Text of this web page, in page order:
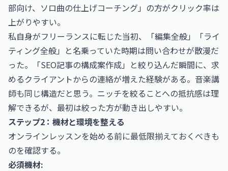
部向け、ソロ曲の仕上げコーチング」の方がクリック率は
上がりやすい。
私自身がフリーランスに転じた当初、「編集全般」「ライ
ティング全般」と名乗っていた時期は問い合わせが散漫だ
った。「SEO記事の構成案作成」と絞り込んだ瞬間に、求
めるクライアントからの連絡が増えた経験がある。音楽講
師も同じ構造だと思う。ニッチを絞ることへの抵抗感は理
解できるが、最初は絞った方が動き出しやすい。
ステップ2：機材と環境を整える
オンラインレッスンを始める前に最低限揃えておくべきも
のを確認する。
必須機材: